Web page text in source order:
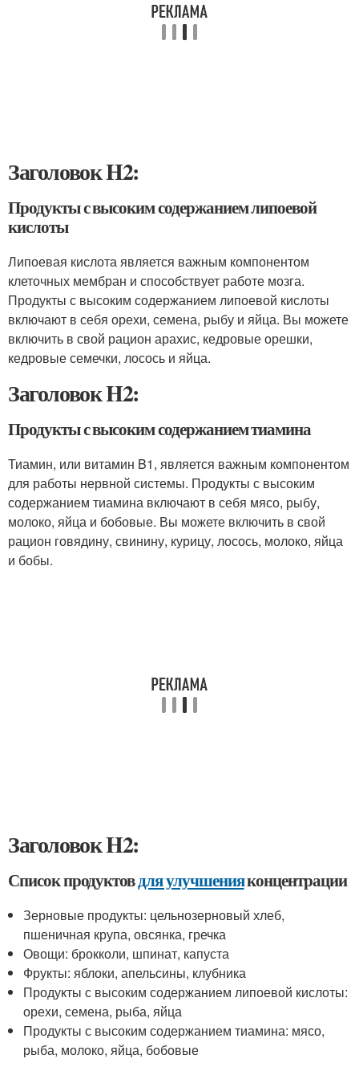
Заголовок H2:
Продукты с высоким содержанием липоевой
кислоты
Липоевая кислота является важным компонентом
клеточных мембран и способствует работе мозга.
Продукты с высоким содержанием липоевой кислоты
включают в себя орехи, семена, рыбу и яйца. Вы можете
включить в свой рацион арахис, кедровые орешки,
кедровые семечки, лосось и яйца.
Заголовок H2:
Продукты с высоким содержанием тиамина
Тиамин, или витамин B1, является важным компонентом
для работы нервной системы. Продукты с высоким
содержанием тиамина включают в себя мясо, рыбу,
молоко, яйца и бобовые. Вы можете включить в свой
рацион говядину, свинину, курицу, лосось, молоко, яйца
и бобы.
Заголовок H2:
Список продуктовдля улучшенияконцентрации
Зерновые продукты: цельнозерновый хлеб,
пшеничная крупа, овсянка, гречка
Овощи: брокколи, шпинат, капуста
Фрукты: яблоки, апельсины, клубника
Продукты с высоким содержанием липоевой кислоты:
орехи, семена, рыба, яйца
Продукты с высоким содержанием тиамина: мясо,
рыба, молоко, яйца, бобовые